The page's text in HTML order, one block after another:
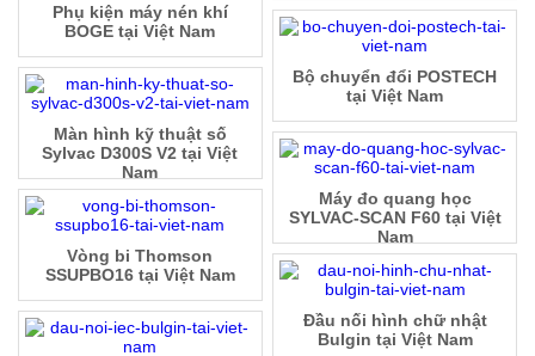
Phụ kiện máy nén khí
BOGE tại Việt Nam
Bộ chuyển đổi POSTECH
tại Việt Nam
Màn hình kỹ thuật số
Sylvac D300S V2 tại Việt
Nam
Máy đo quang học
SYLVAC-SCAN F60 tại Việt
Nam
Vòng bi Thomson
SSUPBO16 tại Việt Nam
Đầu nối hình chữ nhật
Bulgin tại Việt Nam